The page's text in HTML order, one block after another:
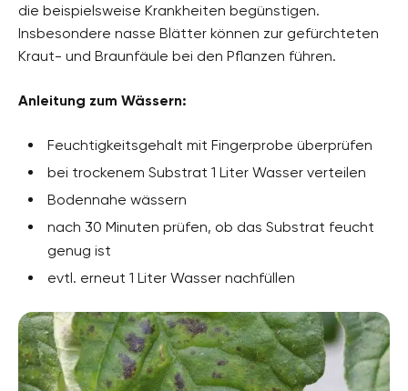
die beispielsweise Krankheiten begünstigen.
Insbesondere nasse Blätter können zur gefürchteten
Kraut- und Braunfäule bei den Pflanzen führen.
Anleitung zum Wässern:
Feuchtigkeitsgehalt mit Fingerprobe überprüfen
bei trockenem Substrat 1 Liter Wasser verteilen
Bodennahe wässern
nach 30 Minuten prüfen, ob das Substrat feucht
genug ist
evtl. erneut 1 Liter Wasser nachfüllen